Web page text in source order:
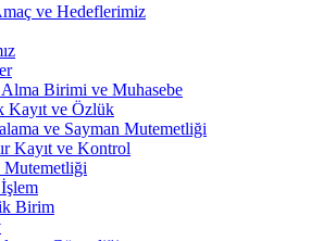
ve Hedeflerimiz
Alma Birimi ve Muhasebe
Kayıt ve Özlük
ve Sayman Mutemetliği
Kayıt ve Kontrol
Mutemetliği
Birim